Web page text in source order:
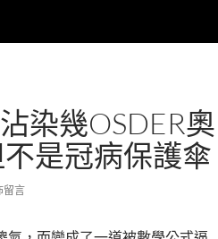
染幾OSDER奧
是冠病保護傘
留言